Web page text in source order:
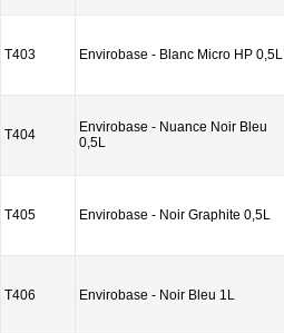
T403 Envirobase - Blanc Micro HP 0,5L
T404
Envirobase - Nuance Noir Bleu
0,5L
T405 Envirobase - Noir Graphite 0,5L
T406 Envirobase - Noir Bleu 1L